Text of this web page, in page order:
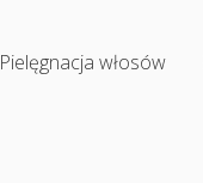
Pielęgnacja włosów